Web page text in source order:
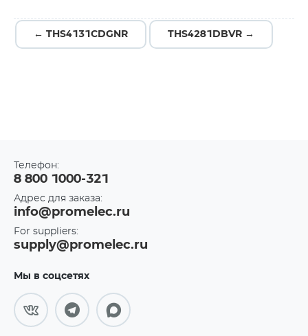
← THS4131CDGNR THS4281DBVR →
Телефон:
8 800 1000-321
Адрес для заказа:
info@promelec.ru
For suppliers:
supply@promelec.ru
Мы в соцсетях